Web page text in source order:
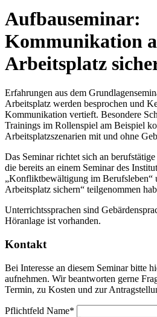
Aufbauseminar:
Kommunikation
Arbeitsplatz
Erfahrungen aus dem
Arbeitsplatz werden besprochen und
Kommunikation vertieft. Besondere
Trainings im Rollenspiel am Beispiel
Arbeitsplatzszenarien mit und ohne
Das Seminar richtet sich an
die bereits an einem Seminar des
„Konfliktbewältigung im Berufsleben“
Arbeitsplatz sichern“ teilgenommen
Unterrichtssprachen sind
Höranlage ist vorhanden.
Kontakt
Bei Interesse an diesem Seminar bitte
aufnehmen. Wir beantworten gerne
Termin, zu Kosten und zur
Pflichtfeld Name*